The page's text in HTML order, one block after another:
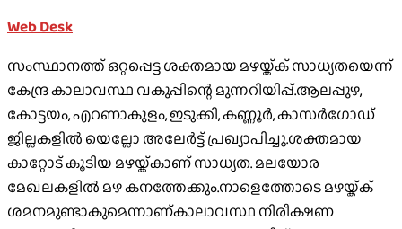
Web Desk
സംസ്ഥാനത്ത് ഒറ്റപ്പെട്ട ശക്തമായ മഴയ്ക്ക് സാധ്യതയെന്ന്
കേന്ദ്ര കാലാവസ്ഥ വകുപ്പിന്റെ മുന്നറിയിപ്പ്.ആലപ്പുഴ,
കോട്ടയം, എറണാകുളം, ഇടുക്കി, കണ്ണൂർ, കാസർഗോഡ്
ജില്ലകളിൽ യെല്ലോ അലേർട്ട് പ്രഖ്യാപിച്ചു.ശക്തമായ
കാറ്റോട് കൂടിയ മഴയ്ക്കാണ് സാധ്യത. മലയോര
മേഖലകളിൽ മഴ കനത്തേക്കും.നാളെത്തോടെ മഴയ്ക്ക്
ശമനമുണ്ടാകുമെന്നാണ്കാലാവസ്ഥ നിരീക്ഷണ